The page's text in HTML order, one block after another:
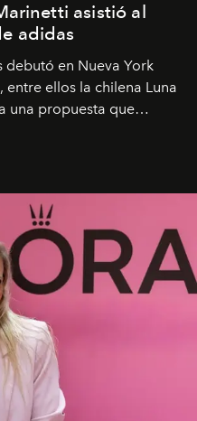
asistió al
adidas
debutó en Nueva York
ellos la chilena Luna
una propuesta que